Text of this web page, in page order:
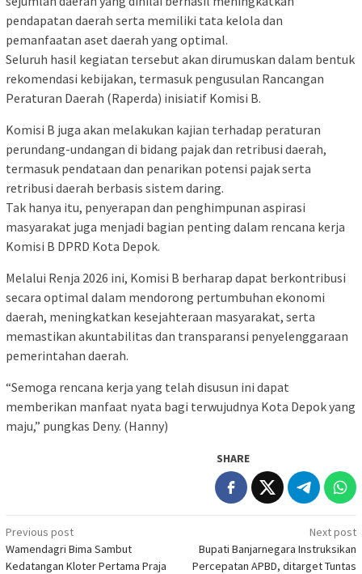
pendapatan daerah serta memiliki tata kelola dan
pemanfaatan aset daerah yang optimal.
Seluruh hasil kegiatan tersebut akan dirumuskan dalam bentuk
rekomendasi kebijakan, termasuk pengusulan Rancangan
Peraturan Daerah (Raperda) inisiatif Komisi B.
Komisi B juga akan melakukan kajian terhadap peraturan
perundang-undangan di bidang pajak dan retribusi daerah,
termasuk pendataan dan penarikan potensi pajak serta
retribusi daerah berbasis sistem daring.
Tak hanya itu, penyerapan dan penghimpunan aspirasi
masyarakat juga menjadi bagian penting dalam rencana kerja
Komisi B DPRD Kota Depok.
Melalui Renja 2026 ini, Komisi B berharap dapat berkontribusi
secara optimal dalam mendorong pertumbuhan ekonomi
daerah, meningkatkan kesejahteraan masyarakat, serta
memastikan akuntabilitas dan transparansi penyelenggaraan
pemerintahan daerah.
“Semoga rencana kerja yang telah disusun ini dapat
memberikan manfaat nyata bagi terwujudnya Kota Depok yang
maju,” pungkas Deny. (Hanny)
SHARE
Post
navigation
Previous post
Wamendagri Bima Sambut
Kedatangan Kloter Pertama Praja
Next post
Bupati Banjarnegara Instruksikan
Percepatan APBD, ditarget Tuntas